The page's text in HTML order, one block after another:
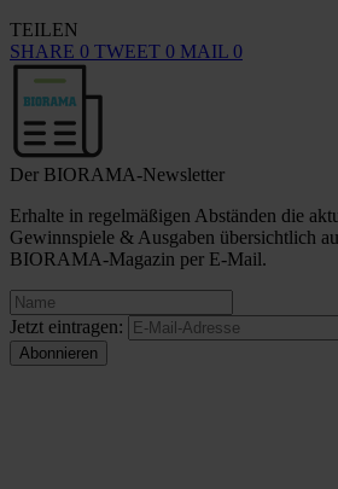
TEILEN
SHARE 0 TWEET 0 MAIL 0
Der BIORAMA-Newsletter
Erhalte in regelmäßigen Abständen die
Gewinnspiele & Ausgaben übersichtlich
BIORAMA-Magazin per E-Mail.
Jetzt eintragen: